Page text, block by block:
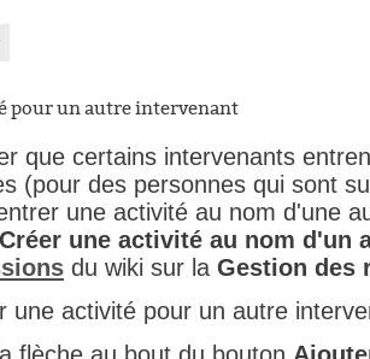
pour un autre intervenant
que certains intervenants
(pour des personnes qui sont
une activité au nom d'une
Créer une activité au nom d'un
du wiki sur la Gestion des
une activité pour un autre